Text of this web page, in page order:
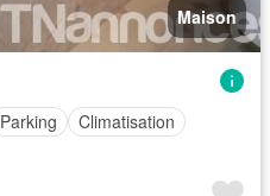
Maison
Parking
Climatisation